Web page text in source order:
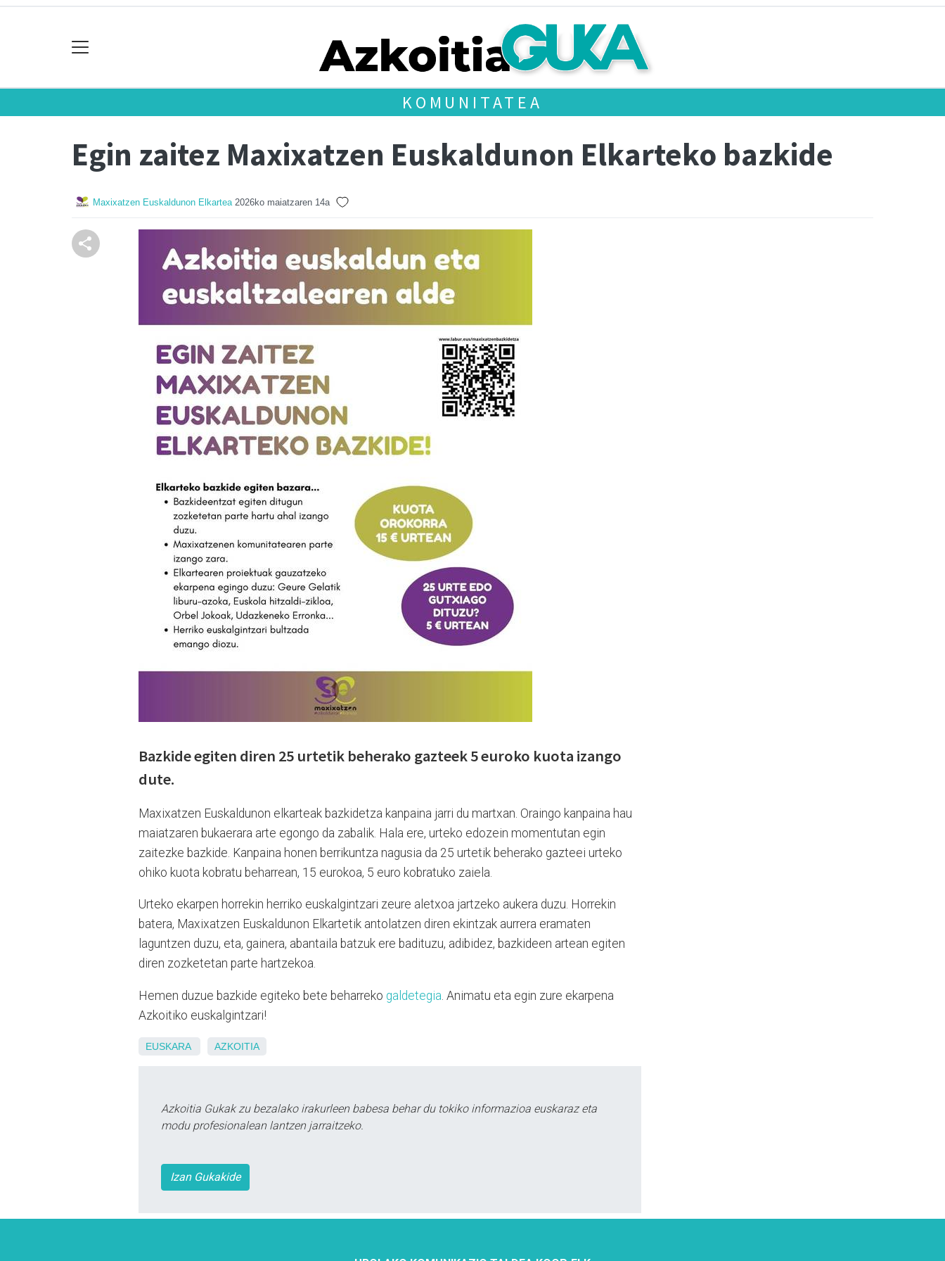
KOMUNITATEA
Egin zaitez Maxixatzen Euskaldunon Elkarteko bazkide
Maxixatzen Euskaldunon Elkartea 2026ko maiatzaren 14a
Bazkide egiten diren 25 urtetik beherako gazteek 5 euroko kuota izango
dute.
Maxixatzen Euskaldunon elkarteak bazkidetza kanpaina jarri du martxan. Oraingo kanpaina hau
maiatzaren bukaerara arte egongo da zabalik. Hala ere, urteko edozein momentutan egin
zaitezke bazkide. Kanpaina honen berrikuntza nagusia da 25 urtetik beherako gazteei urteko
ohiko kuota kobratu beharrean, 15 eurokoa, 5 euro kobratuko zaiela.
Urteko ekarpen horrekin herriko euskalgintzari zeure aletxoa jartzeko aukera duzu. Horrekin
batera, Maxixatzen Euskaldunon Elkartetik antolatzen diren ekintzak aurrera eramaten
laguntzen duzu, eta, gainera, abantaila batzuk ere badituzu, adibidez, bazkideen artean egiten
diren zozketetan parte hartzekoa.
Hemen duzue bazkide egiteko bete beharreko galdetegia . Animatu eta egin zure ekarpena
Azkoitiko euskalgintzari!
EUSKARA AZKOITIA
Azkoitia Gukak zu bezalako irakurleen babesa behar du tokiko informazioa euskaraz eta
modu profesionalean lantzen jarraitzeko.
Izan Gukakide